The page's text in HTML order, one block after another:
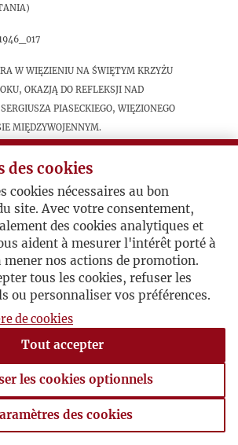
w więzieniu na Świętym Krzyżu
okazją do refleksji nad
Piaseckiego, więzionego
międzywojennym.
powiązane
Karol Zbyszewski
Piasecki
des cookies
cookies nécessaires au bon
site. Avec votre consentement,
des cookies analytiques et
aident à mesurer l'intérêt porté à
mener nos actions de promotion.
tous les cookies, refuser les
ou personnaliser vos préférences.
de cookies
Tout accepter
les cookies optionnels
des cookies